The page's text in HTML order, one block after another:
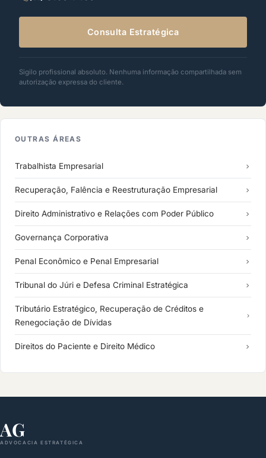
Consulta Estratégica
Sigilo profissional absoluto. Nenhuma informação compartilhada sem
autorização expressa do cliente.
OUTRAS ÁREAS
Trabalhista Empresarial
Recuperação, Falência e Reestruturação Empresarial
Direito Administrativo e Relações com Poder Público
Governança Corporativa
Penal Econômico e Penal Empresarial
Tribunal do Júri e Defesa Criminal Estratégica
Tributário Estratégico, Recuperação de Créditos e
Renegociação de Dívidas
Direitos do Paciente e Direito Médico
AG
ADVOCACIA ESTRATÉGICA